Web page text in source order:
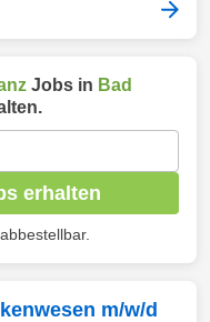
Jobs in Bad
erhalten
m/w/d